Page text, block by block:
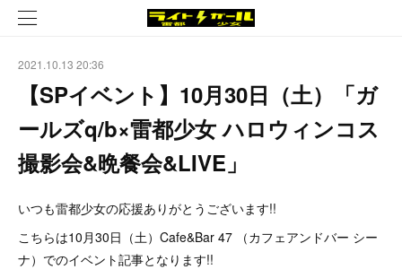
2021.10.13 20:36
【SPイベント】10月30日（土）「ガ
ールズq/b×雷都少女 ハロウィンコス
撮影会&晩餐会&LIVE」
いつも雷都少女の応援ありがとうございます!!
こちらは10月30日（土）Cafe&Bar 47 （カフェアンドバー シー
ナ）でのイベント記事となります!!